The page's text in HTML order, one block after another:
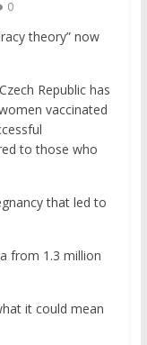
0
theory” now
Republic has
vaccinated
to those who
that led to
from 1.3 million
it could mean